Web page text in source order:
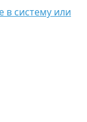
в систему или